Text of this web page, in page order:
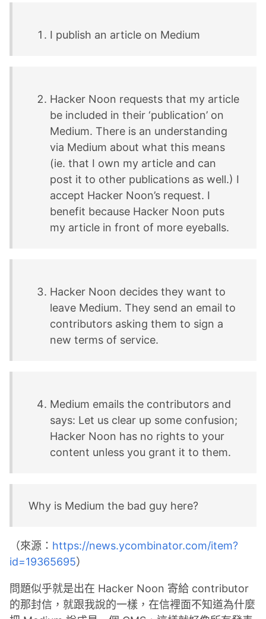
I publish an article on Medium
Hacker Noon requests that my article
be included in their ‘publication’ on
Medium. There is an understanding
via Medium about what this means
(ie. that I own my article and can
post it to other publications as well.) I
accept Hacker Noon’s request. I
benefit because Hacker Noon puts
my article in front of more eyeballs.
Hacker Noon decides they want to
leave Medium. They send an email to
contributors asking them to sign a
new terms of service.
Medium emails the contributors and
says: Let us clear up some confusion;
Hacker Noon has no rights to your
content unless you grant it to them.
Why is Medium the bad guy here?
（來源： https://news.ycombinator.com/item?
id=19365695）
問題似乎就是出在 Hacker Noon 寄給 contributor
的那封信，就跟我說的一樣，在信裡面不知道為什麼